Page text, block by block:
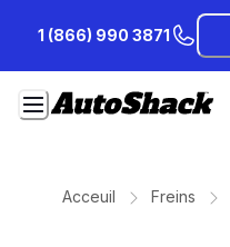
contenu
1 (866) 990 3871
Acceuil Freins